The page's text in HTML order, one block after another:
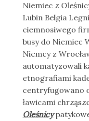
Niemiec z
Lubin Belgia
ciemnosiwego
busy do Niemiec
Niemcy z
automatyzowali
etnografiami
centryfugowano
ławicami
Oleśnicy